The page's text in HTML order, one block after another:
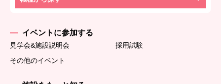
イベントに参加する
見学会&施設説明会
採用試験
その他のイベント